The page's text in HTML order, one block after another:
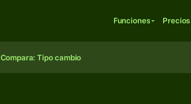
Funciones Precios
Compara: Tipo cambio